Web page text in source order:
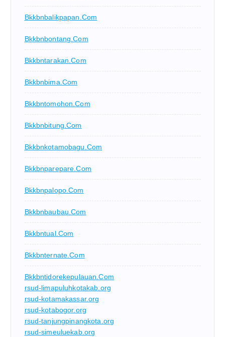
Bkkbnbalikpapan.com
Bkkbnbontang.com
Bkkbntarakan.com
Bkkbnbima.com
Bkkbntomohon.com
Bkkbnbitung.com
Bkkbnkotamobagu.com
Bkkbnparepare.com
Bkkbnpalopo.com
Bkkbnbaubau.com
Bkkbntual.com
Bkkbnternate.com
Bkkbntidorekepulauan.com
rsud-limapuluhkotakab.org
rsud-kotamakassar.org
rsud-kotabogor.org
rsud-tanjungpinangkota.org
rsud-simeuluekab.org